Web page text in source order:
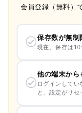
会員登録（無料）
保存数が無制
現在、保存は
他の端末から
ログインして
と、設定がリ